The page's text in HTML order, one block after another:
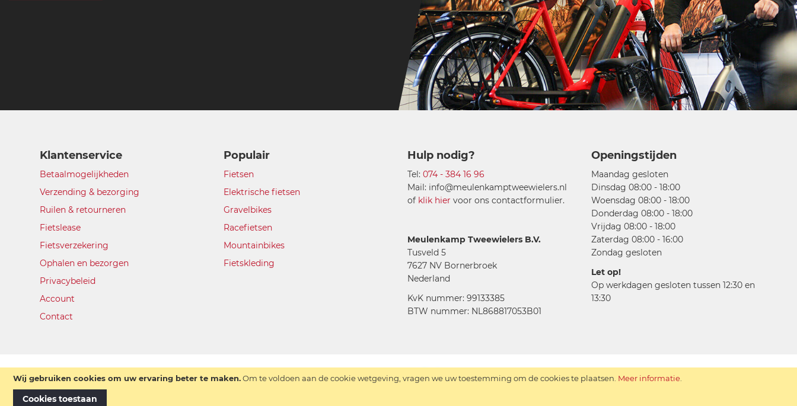
Wij gebruiken cookies om uw ervaring beter te maken.Om te voldoen aan de cookie wetgeving, vragen we uw toestemming om de cookies te plaatsen. Meer informatie
Cookies toestaan
Klantenservice
Betaalmogelijkheden
Verzending & bezorging
Ruilen & retourneren
Fietslease
Fietsverzekering
Ophalen en bezorgen
Privacybeleid
Account
Contact
Populair
Fietsen
Elektrische fietsen
Gravelbikes
Racefietsen
Mountainbikes
Fietskleding
Hulp nodig?
Tel: 074 - 384 16 96
Mail: info@meulenkamptweewielers.nl
of klik hier voor ons contactformulier.
Meulenkamp Tweewielers B.V.
Tusveld 5
7627 NV Bornerbroek
Nederland
KvK nummer: 99133385
BTW nummer: NL868817053B01
Openingstijden
Maandag gesloten
Dinsdag 08:00 - 18:00
Woensdag 08:00 - 18:00
Donderdag 08:00 - 18:00
Vrijdag 08:00 - 18:00
Zaterdag 08:00 - 16:00
Zondag gesloten
Let op!
Op werkdagen gesloten tussen 12:30 en
13:30